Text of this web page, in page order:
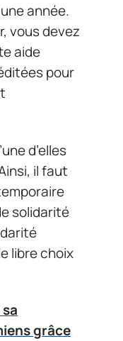
année.
vous devez
aide
pour
d’elles
il faut
solidarité
libre choix
grâce